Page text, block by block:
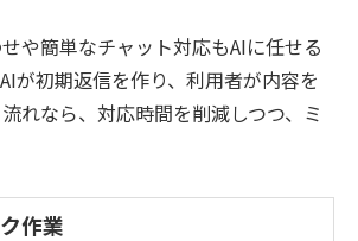
や簡単なチャット対応もAIに任せる
が初期返信を作り、利用者が内容を
れなら、対応時間を削減しつつ、ミ
作業